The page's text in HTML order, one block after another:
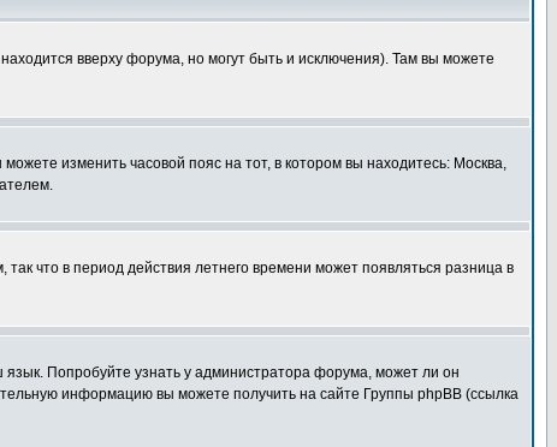
вверху форума, но могут быть и исключения). Там вы можете
изменить часовой пояс на тот, в котором вы находитесь: Москва,
что в период действия летнего времени может появляться разница в
Попробуйте узнать у администратора форума, может ли он
информацию вы можете получить на сайте Группы phpBB (ссылка